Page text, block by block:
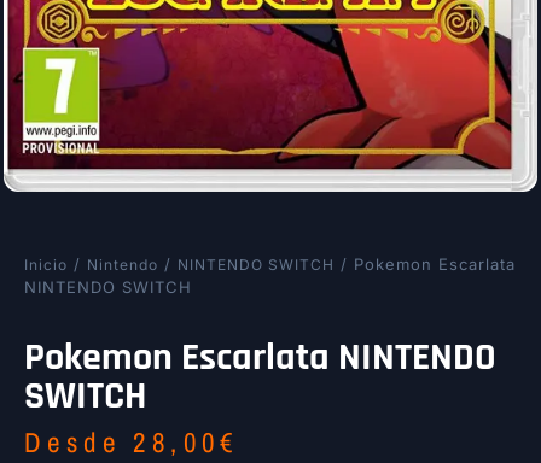
Inicio / Nintendo / NINTENDO SWITCH / Pokemon Escarlata
NINTENDO SWITCH
Pokemon Escarlata NINTENDO
SWITCH
Desde 28,00€